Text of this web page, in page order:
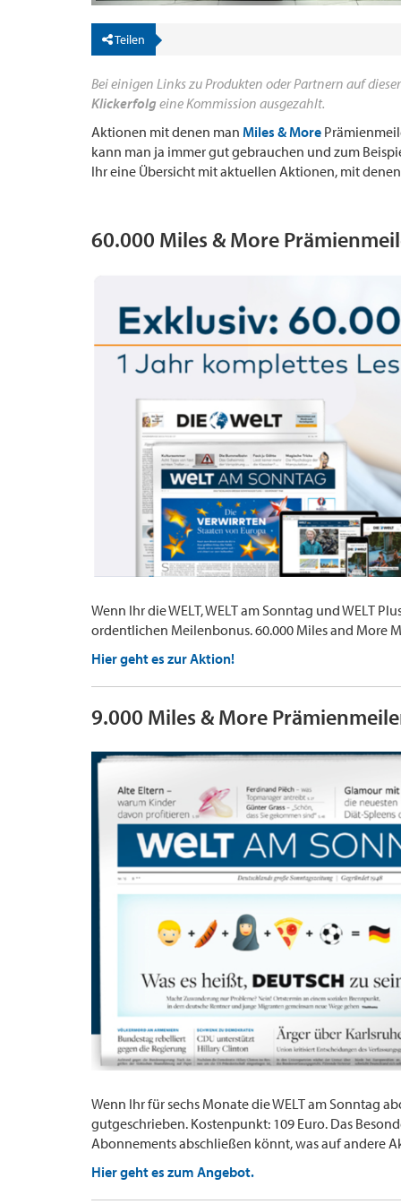
Teilen
Bei einigen Links zu Produkten oder Partnern auf
Klickerfolg eine Kommission ausgezahlt.
Aktionen mit denen man Miles & More
kann man ja immer gut gebrauchen und zum
Ihr eine Übersicht mit aktuellen Aktionen, mit
60.000 Miles & More
Wenn Ihr die WELT, WELT am Sonntag und WELT
ordentlichen Meilenbonus. 60.000 Miles and More
Hier geht es zur Aktion!
9.000 Miles & More
Wenn Ihr für sechs Monate die WELT am Sonntag
gutgeschrieben. Kostenpunkt: 109 Euro. Das
Abonnements abschließen könnt, was auf andere
Hier geht es zum Angebot.